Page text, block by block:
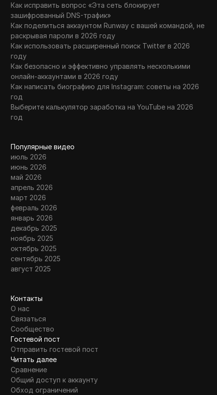
Как исправить вопрос «Эта сеть блокирует
зашифрованный DNS-трафик»
Как поделиться аккаунтом Runway с вашей командой, не
раскрывая пароли в 2026 году
Как использовать расширенный поиск Twitter в 2026
году
Как безопасно и эффективно управлять несколькими
онлайн-аккаунтами в 2026 году
Как написать биографию для Instagram: советы на 2026
год
Выберите калькулятор заработка на YouTube на 2026
год
Популярные видео
июль 2026
июнь 2026
май 2026
апрель 2026
март 2026
февраль 2026
январь 2026
декабрь 2025
ноябрь 2025
октябрь 2025
сентябрь 2025
август 2025
Контакты
О нас
Связаться
Сообщество
Гостевой пост
Отправить гостевой пост
Читать далее
Сравнение
Общий доступ к аккаунту
Обход ограничений